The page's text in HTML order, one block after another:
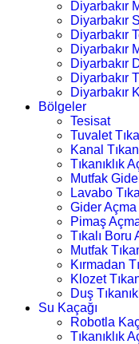
Diyarbakır
Diyarbakır
Diyarbakır
Diyarbakır
Diyarbakır
Diyarbakır
Diyarbakır
Bölgeler
Tesisat
Tuvalet
Kanal
Tıkanıklık
Mutfak
Lavabo
Gider Açma
Pimaş
Tıkalı Boru
Mutfak
Kırmadan
Klozet
Duş
Su Kaçağı
Robotla
Tıkanıklık